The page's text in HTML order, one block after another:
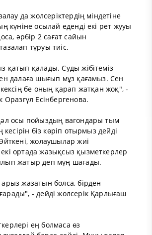
да жолсеріктердің міндетіне
күніне осылай еденді екі рет жууы
әрбір 2 сағат сайын
тұруы тиіс.
қатып қалады. Суды жібітеміз
далаға шығып мұз қағамыз. Сен
бе оның қарап жатқан жоқ", -
Оразгүл Есінбергенова.
осы пойыздың вагондары тым
кесірін біз көріп отырмыз дейді
жолаушылар жиі
ортада жазықсыз қызметкерлер
жатыр деп мұң шағады.
жазатын болса, бірден
- дейді жолсерік Қарлығаш
ең болмаса өз